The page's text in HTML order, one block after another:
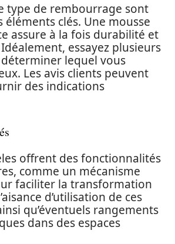
type de rembourrage sont
éléments clés. Une mousse
assure à la fois durabilité et
essayez plusieurs
lequel vous
Les avis clients peuvent
des indications
offrent des fonctionnalités
comme un mécanisme
faciliter la transformation
d’utilisation de ces
qu’éventuels rangements
dans des espaces